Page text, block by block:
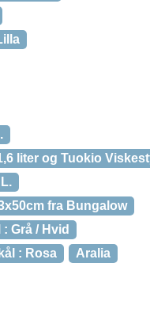
liter og Tuokio
fra Bungalow
Grå / Hvid
: Rosa
Aralia